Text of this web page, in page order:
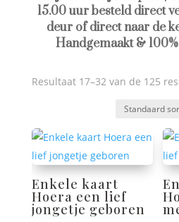
15.00 uur besteld direct
deur of direct naar de
Handgemaakt &
Resultaat 17–32 van de 125
Enkele kaart
Hoera een lief
jongetje geboren